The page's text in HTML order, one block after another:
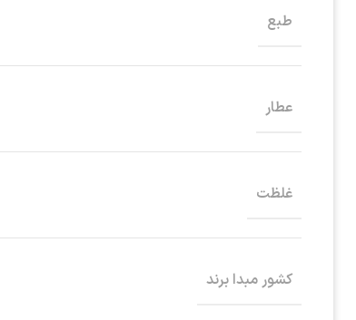
طبع
عطار
غلظت
کشور مبدا برند